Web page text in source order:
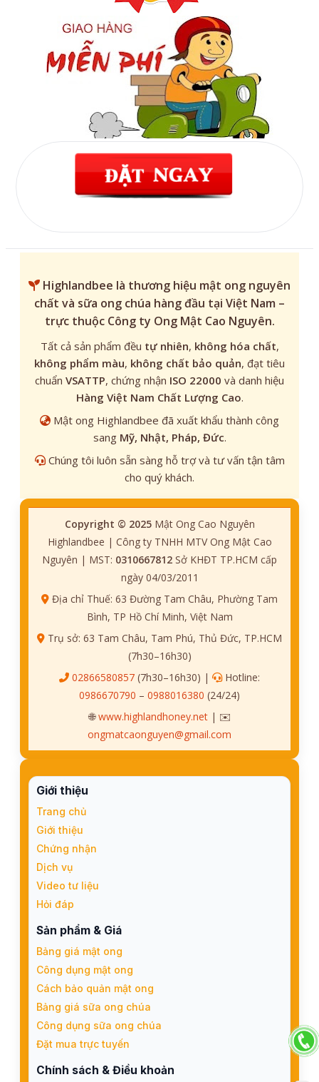
Highlandbee là thương hiệu mật ong nguyên
chất và sữa ong chúa hàng đầu tại Việt Nam –
trực thuộc Công ty Ong Mật Cao Nguyên.
Tất cả sản phẩm đều tự nhiên, không hóa chất,
không phẩm màu, không chất bảo quản, đạt tiêu
chuẩn VSATTP, chứng nhận ISO 22000 và danh hiệu
Hàng Việt Nam Chất Lượng Cao.
Mật ong Highlandbee đã xuất khẩu thành công
sang Mỹ, Nhật, Pháp, Đức.
Chúng tôi luôn sẵn sàng hỗ trợ và tư vấn tận tâm
cho quý khách.
Copyright © 2025Mật Ong Cao Nguyên
Highlandbee | Công ty TNHH MTV Ong Mật Cao
Nguyên | MST: 0310667812 Sở KHĐT TP.HCM cấp
ngày 04/03/2011
Địa chỉ Thuế: 63 Đường Tam Châu, Phường Tam
Bình, TP Hồ Chí Minh, Việt Nam
Trụ sở: 63 Tam Châu, Tam Phú, Thủ Đức, TP.HCM
(7h30–16h30)
02866580857 (7h30–16h30) |
Hotline:
0986670790 – 0988016380 (24/24)
🌐www.highlandhoney.net| ✉️
ongmatcaonguyen@gmail.com
Giới thiệu
Trang chủ
Giới thiệu
Chứng nhận
Dịch vụ
Video tư liệu
Hỏi đáp
Sản phẩm & Giá
Bảng giá mật ong
Công dụng mật ong
Cách bảo quản mật ong
Bảng giá sữa ong chúa
Công dụng sữa ong chúa
Đặt mua trực tuyến
Chính sách & Điều khoản